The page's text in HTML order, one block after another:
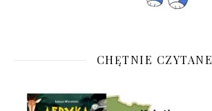
CHĘTNIE CZYTANE